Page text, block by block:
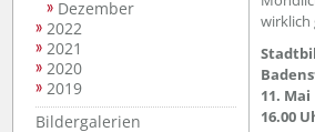
Dezember
2022
2021
2020
2019
Bildergalerien
wirklich
11. Mai
16.00